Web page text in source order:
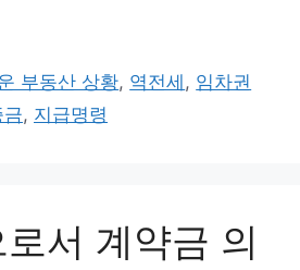
부동산 상황, 역전세 , 임차권
, 지급명령
서 계약금 의